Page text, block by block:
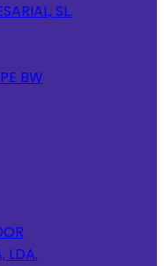
SL.
BW
LDA.